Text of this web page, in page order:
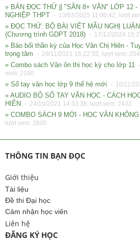
» BẢN ĐỌC THỬ || "SĂN 8+ VĂN" LỚP 12 -
NGHIỆP THPT - 13/03/2025 11:00:42, lượt
» ĐỌC THỬ: BỘ BÀI VIẾT MẪU NGHỊ LUẬN
(Chương trình GDPT 2018) - 17/12/2024
» Bảo bối thần kỳ của Học Văn Chị Hiên -
trọng tâm
- 29/11/2021 16:22:55, lượt xem:
» Combo sách Văn ôn thi học kỳ cho lớp 11
xem: 2180
» Sổ tay văn học lớp 9 thế hệ mới - 10/11/
» AUDIO BỘ SỔ TAY VĂN HỌC - CÁCH
HIÊN
- 24/10/2021 14:33:38, lượt xem: 2432
» COMBO SÁCH 9 MỚI - HỌC VĂN
lượt xem: 2600
THÔNG TIN BẠN ĐỌC
Giới thiệu
Tài liệu
Đề thi Đại học
Cảm nhận học viên
Liên hệ
ĐĂNG KÝ HỌC